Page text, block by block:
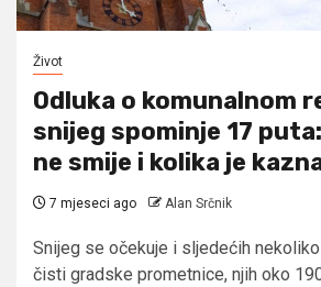
Život
Odluka o komunalnom
snijeg spominje 17
ne smije i kolika je
7 mjeseci ago Alan Srčnik
Snijeg se očekuje i sljedećih nekoliko
čisti gradske prometnice, njih oko